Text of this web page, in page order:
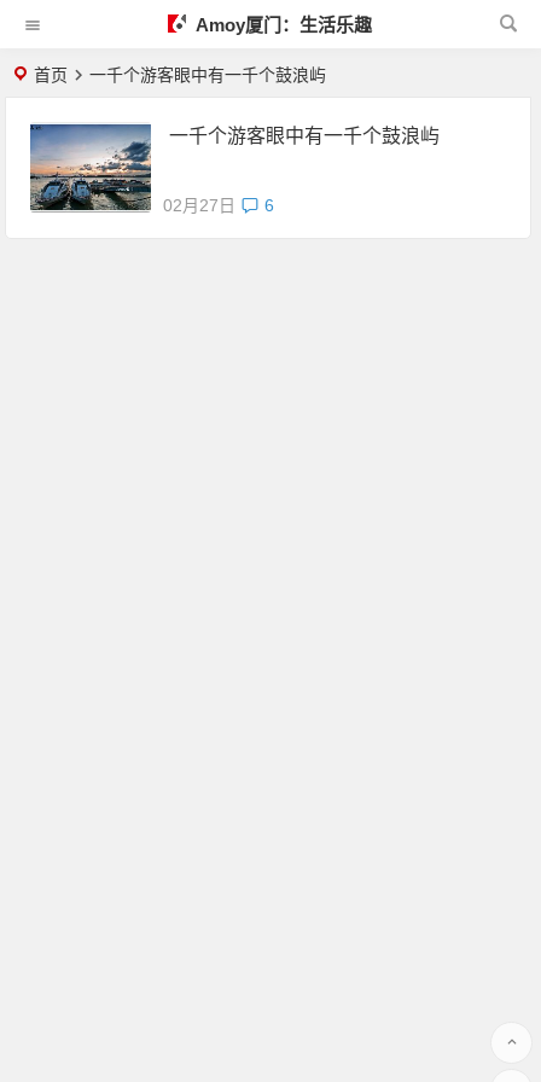
Amoy厦门：生活乐趣
首页 一千个游客眼中有一千个鼓浪屿
一千个游客眼中有一千个鼓浪屿
02月27日 6